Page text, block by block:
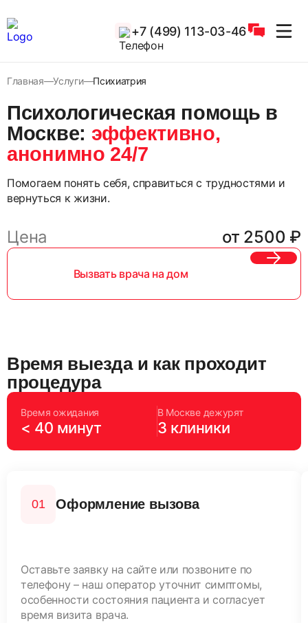
+7 (499) 113-03-46
Главная Услуги Психиатрия
Цена от 2500 ₽
Психологическая помощь в
Москве: эффективно,
анонимно 24/7
Помогаем понять себя, справиться с трудностями и
вернуться к жизни.
Вызвать врача на дом
Время выезда и как проходит
процедура
Время ожидания
< 40 минут
В Москве дежурят
3 клиники
Оформление вызова
Оставьте заявку на сайте или позвоните по
телефону – наш оператор уточнит симптомы,
особенности состояния пациента и согласует
время визита врача.